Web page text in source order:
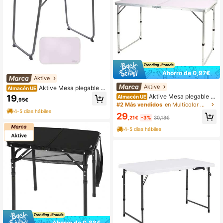
Aktive
Almacén UE Aktive Mesa plegable d
e acero para camping
19 ,95€
4-5 días hábiles
Ahorro de 0,97€
Aktive
Almacén UE Aktive Mesa plegable c
amping ajustable en altura y antide
España (península)
#2 Más vendidos en Multicolor Muebles de exterior
29,21€ -3% 30,18€
4-5 días hábiles